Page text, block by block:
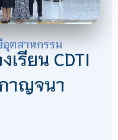
อุตสาหกรรม
รียน CDTI
าญจนา